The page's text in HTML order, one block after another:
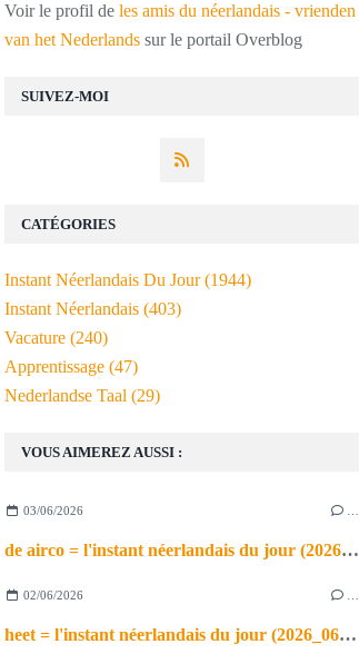
SUIVEZ-MOI
Voir le profil de les amis du néerlandais - vrienden
van het Nederlands sur le portail Overblog
VOUS AIMEREZ AUSSI :
03/06/2026
de airco = l'instant néerlandais du jour (2026_06_03)
02/06/2026
heet = l'instant néerlandais du jour (2026_06_02)
CATÉGORIES
Instant Néerlandais Du Jour(1944)
Instant Néerlandais (403)
Vacature (240)
Apprentissage (47)
Nederlandse Taal (29)